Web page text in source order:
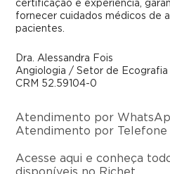
certificação e experiência,
fornecer cuidados médicos de
pacientes.
Dra. Alessandra Fois
Angiologia / Setor de Ecografia
CRM 52.59104-0
Atendimento por
Atendimento por Telefone
Acesse aqui e conheça